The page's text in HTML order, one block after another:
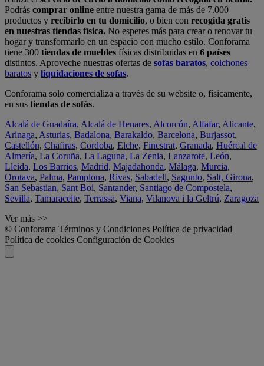
Podrás comprar online entre nuestra gama de más de 7.000
productos y recibirlo en tu domicilio, o bien con recogida gratis
en nuestras tiendas física. No esperes más para crear o renovar tu
hogar y transformarlo en un espacio con mucho estilo. Conforama
tiene 300 tiendas de muebles físicas distribuidas en 6 países
distintos. Aproveche nuestras ofertas de sofas baratos, colchones
baratos y liquidaciones de sofas.
Conforama solo comercializa a través de su website o, físicamente,
en sus tiendas de sofás.
Alcalá de Guadaíra, Alcalá de Henares, Alcorcón, Alfafar, Alicante,
Arinaga, Asturias, Badalona, Barakaldo, Barcelona, Burjassot,
Castellón, Chafiras, Cordoba, Elche, Finestrat, Granada, Huércal de
Almería, La Coruña, La Laguna, La Zenia, Lanzarote, León,
Lleida, Los Barrios, Madrid, Majadahonda, Málaga, Murcia,
Orotava, Palma, Pamplona, Rivas, Sabadell, Sagunto, Salt, Girona,
San Sebastian, Sant Boi, Santander, Santiago de Compostela,
Sevilla, Tamaraceite, Terrassa, Viana, Vilanova i la Geltrú, Zaragoza
Ver más >>
© Conforama Términos y Condiciones Política de privacidad
Política de cookies Configuración de Cookies